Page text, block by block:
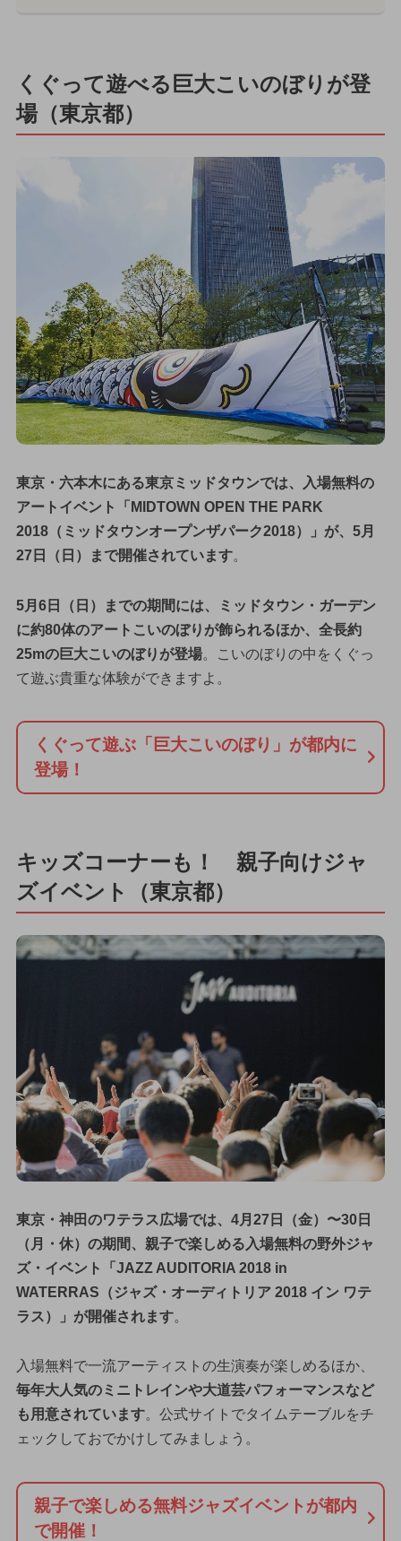
くぐって遊べる巨大こいのぼりが登
場（東京都）
東京・六本木にある東京ミッドタウンでは、入場無料の
アートイベント「MIDTOWN OPEN THE PARK
2018（ミッドタウンオープンザパーク2018）」が、5月
27日（日）まで開催されています。
5月6日（日）までの期間には、ミッドタウン・ガーデン
に約80体のアートこいのぼりが飾られるほか、全長約
25mの巨大こいのぼりが登場。こいのぼりの中をくぐっ
て遊ぶ貴重な体験ができますよ。
くぐって遊ぶ「巨大こいのぼり」が都内に
登場！
キッズコーナーも！ 親子向けジャ
ズイベント（東京都）
東京・神田のワテラス広場では、4月27日（金）〜30日
（月・休）の期間、親子で楽しめる入場無料の野外ジャ
ズ・イベント「JAZZ AUDITORIA 2018 in
WATERRAS（ジャズ・オーディトリア 2018 イン ワテ
ラス）」が開催されます。
入場無料で一流アーティストの生演奏が楽しめるほか、
毎年大人気のミニトレインや大道芸パフォーマンスなど
も用意されています。公式サイトでタイムテーブルをチ
ェックしておでかけしてみましょう。
親子で楽しめる無料ジャズイベントが都内
で開催！